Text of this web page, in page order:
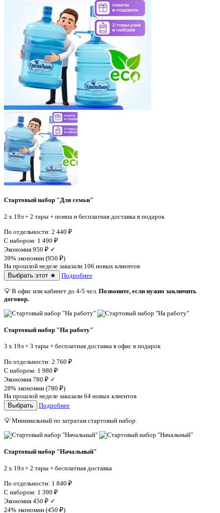
Стартовый набор "Для семьи"
2 x 19л + 2 тары + помпа и бесплатная доставка в подарок
По отдельности: 2 440 ₽
С набором: 1 490 ₽
Экономия 950 ₽ ✓
39% экономии (950 ₽)
На прошлой неделе заказали 106 новых клиентов
Выбрать этот ★
Подробнее
💡В офис или кабинет до 4-5 чел. Позвоните, если нужно заключить
договор.
Стартовый набор "На работу"
3 x 19л + 3 тары + бесплатная доставка в офис в подарок
По отдельности: 2 760 ₽
С набором: 1 980 ₽
Экономия 780 ₽ ✓
28% экономии (780 ₽)
На прошлой неделе заказали 64 новых клиентов
Выбрать
Подробнее
💡Минимальный по затратам стартовый набор.
Стартовый набор "Начальный"
2 x 19л + 2 тары + бесплатная доставка
По отдельности: 1 840 ₽
С набором: 1 390 ₽
Экономия 450 ₽ ✓
24% экономии (450 ₽)